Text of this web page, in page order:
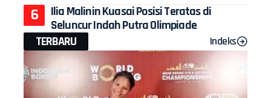
Ilia Malinin Kuasai Posisi Teratas di
Seluncur Indah Putra Olimpiade
TERBARU
Indeks